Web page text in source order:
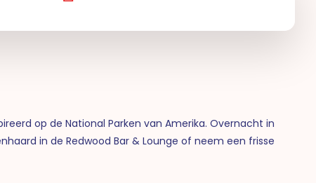
op de National Parken van Amerika. Overnacht in
in de Redwood Bar & Lounge of neem een frisse